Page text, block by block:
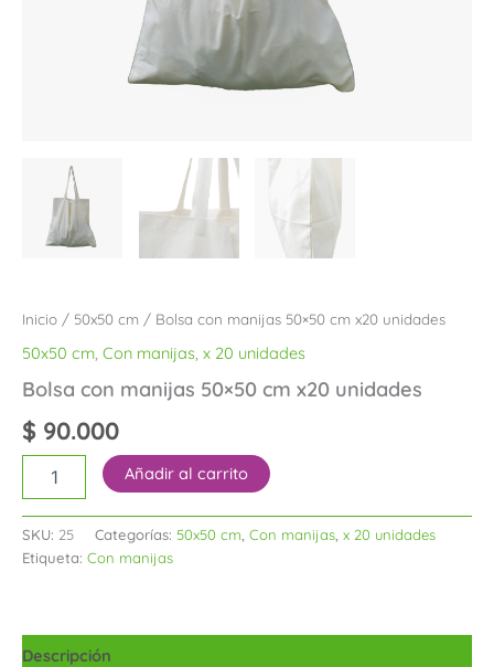
Inicio / 50x50 cm / Bolsa con manijas 50×50 cm x20 unidades
50x50 cm, Con manijas, x 20 unidades
Bolsa con manijas 50×50 cm x20 unidades
$ 90.000
Añadir al carrito
SKU: 25 Categorías: 50x50 cm, Con manijas, x 20 unidades
Etiqueta: Con manijas
Descripción